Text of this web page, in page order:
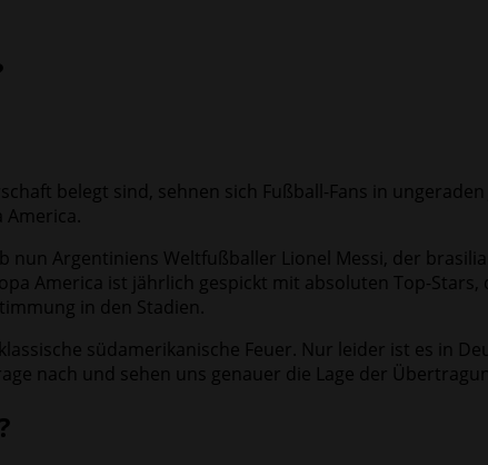
belegt sind, sehnen sich Fußball-Fans in
America.
Argentiniens Weltfußballer Lionel Messi, der
America ist jährlich gespickt mit absoluten Top-
in den Stadien.
südamerikanische Feuer. Nur leider ist es in
nach und sehen uns genauer die Lage der